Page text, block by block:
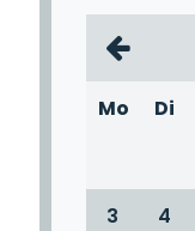
Mo Di
3
4